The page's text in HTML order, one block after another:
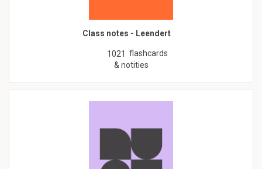
Class notes - Leendert
1021 flashcards
& notities